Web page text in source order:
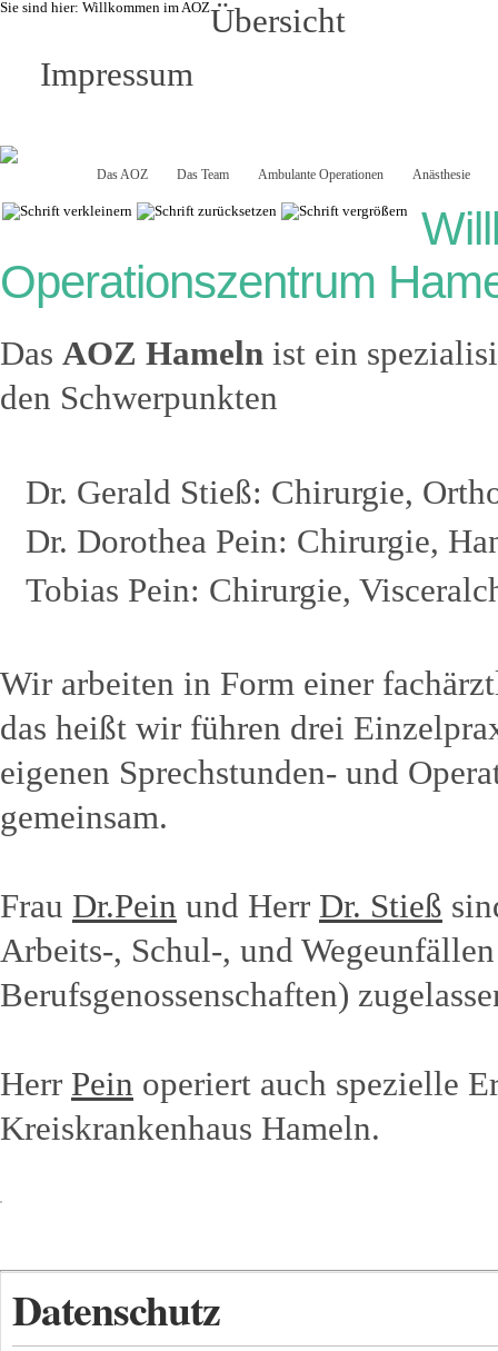
Sie sind hier: Willkommen im AOZÜbersicht
Impressum
Das AOZ Das Team Ambulante Operationen Anästhesie
Operationszentrum
Das AOZ Hameln ist ein
den Schwerpunkten
Dr. Gerald Stieß: Chirurgie,
Dr. Dorothea Pein: Chirurgie,
Tobias Pein: Chirurgie,
Wir arbeiten in Form einer
das heißt wir führen drei
eigenen Sprechstunden- und
gemeinsam.
Frau Dr.Pein und Herr Dr. Stieß
Arbeits-, Schul-, und
Berufsgenossenschaften)
Herr Pein operiert auch spezielle
Kreiskrankenhaus Hameln.
Datenschutz